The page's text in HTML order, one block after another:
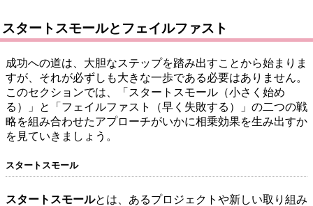
スタートスモールとフェイルファスト
成功への道は、大胆なステップを踏み出すことから始まりま
すが、それが必ずしも大きな一歩である必要はありません。
このセクションでは、「スタートスモール（小さく始め
る）」と「フェイルファスト（早く失敗する）」の二つの戦
略を組み合わせたアプローチがいかに相乗効果を生み出すか
を見ていきましょう。
スタートスモール
スタートスモールとは、あるプロジェクトや新しい取り組み